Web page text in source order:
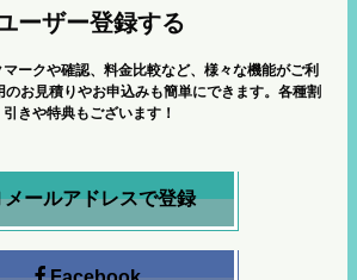
ーザー登録する
ークや確認、料金比較など、様々な機能がご利
のお見積りやお申込みも簡単にできます。各種割
引きや特典もございます！
メールアドレスで登録